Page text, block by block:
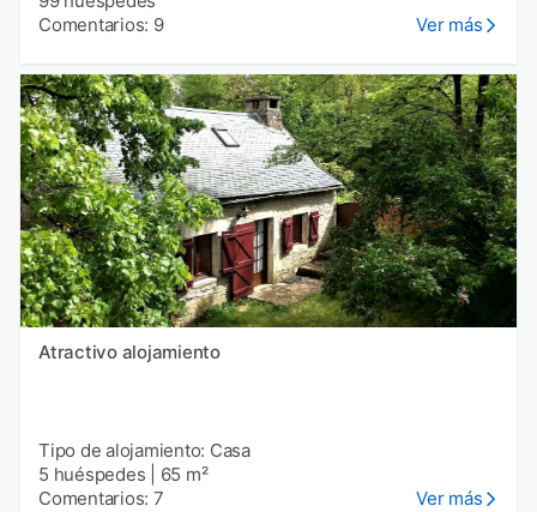
Comentarios: 9
Ver más
Atractivo alojamiento
Tipo de alojamiento: Casa
5 huéspedes
65 m²
Comentarios: 7
Ver más